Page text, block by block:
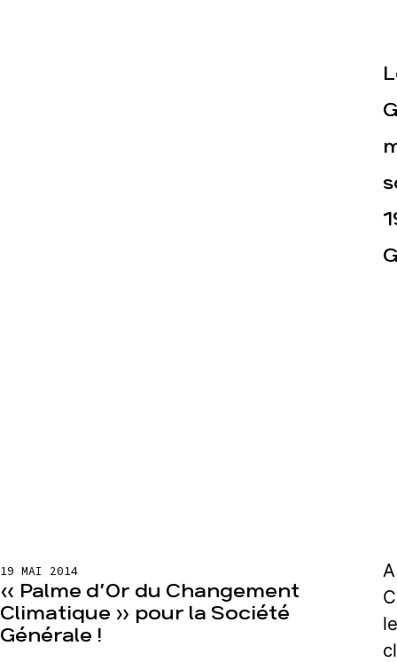
Espace
19 MAI 2014
« Palme d’Or du Changement
Climatique » pour la Société
Générale !